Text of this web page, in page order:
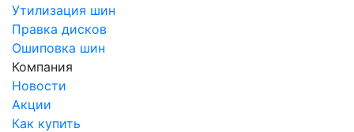
Утилизация шин
Правка дисков
Ошиповка шин
Компания
Новости
Акции
Как купить